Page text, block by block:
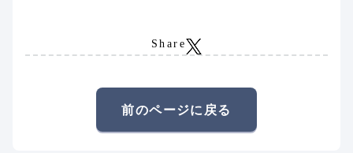
Share
前のページに戻る